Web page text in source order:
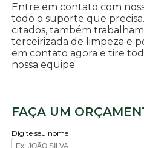
Entre em contato com
todo o suporte que
citados, também
terceirizada de limpeza e
em contato agora e tire
nossa equipe.
FAÇA UM
Digite seu nome